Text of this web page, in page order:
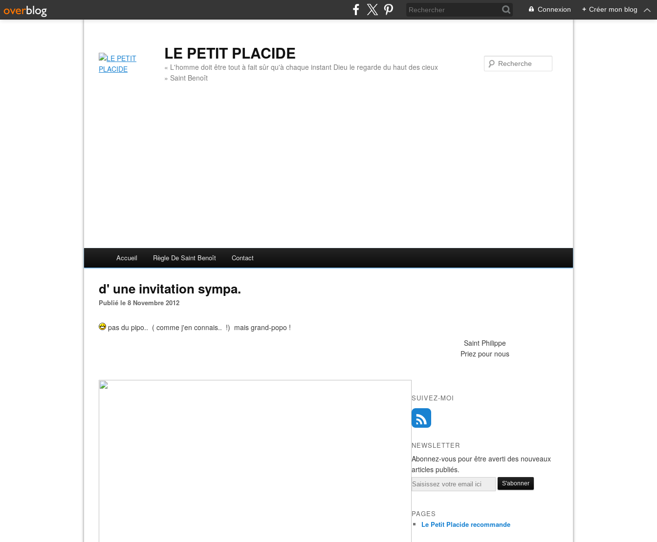
Connexion + Créer mon blog
LE PETIT PLACIDE
« L'homme doit être tout à fait sûr qu'à chaque instant Dieu le regarde du haut des cieux
» Saint Benoît
Accueil Règle De Saint Benoît Contact
d' une invitation sympa.
Publié le 8 Novembre 2012
pas du pipo.. ( comme j'en connais.. !) mais grand-popo !
Saint Philippe
Priez pour nous
SUIVEZ-MOI
NEWSLETTER
Abonnez-vous pour être averti des nouveaux
articles publiés.
Email
PAGES
Le Petit Placide recommande